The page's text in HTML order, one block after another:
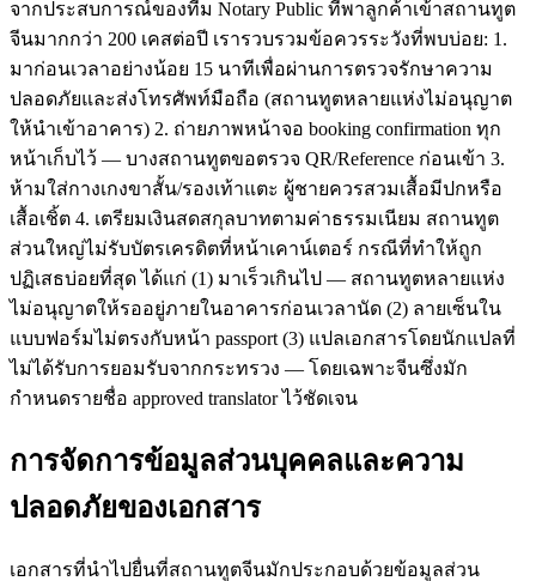
จากประสบการณ์ของทีม Notary Public ที่พาลูกค้าเข้าสถานทูต
จีนมากกว่า 200 เคสต่อปี เรารวบรวมข้อควรระวังที่พบบ่อย: 1.
มาก่อนเวลาอย่างน้อย 15 นาทีเพื่อผ่านการตรวจรักษาความ
ปลอดภัยและส่งโทรศัพท์มือถือ (สถานทูตหลายแห่งไม่อนุญาต
ให้นำเข้าอาคาร) 2. ถ่ายภาพหน้าจอ booking confirmation ทุก
หน้าเก็บไว้ — บางสถานทูตขอตรวจ QR/Reference ก่อนเข้า 3.
ห้ามใส่กางเกงขาสั้น/รองเท้าแตะ ผู้ชายควรสวมเสื้อมีปกหรือ
เสื้อเชิ้ต 4. เตรียมเงินสดสกุลบาทตามค่าธรรมเนียม สถานทูต
ส่วนใหญ่ไม่รับบัตรเครดิตที่หน้าเคาน์เตอร์ กรณีที่ทำให้ถูก
ปฏิเสธบ่อยที่สุด ได้แก่ (1) มาเร็วเกินไป — สถานทูตหลายแห่ง
ไม่อนุญาตให้รออยู่ภายในอาคารก่อนเวลานัด (2) ลายเซ็นใน
แบบฟอร์มไม่ตรงกับหน้า passport (3) แปลเอกสารโดยนักแปลที่
ไม่ได้รับการยอมรับจากกระทรวง — โดยเฉพาะจีนซึ่งมัก
กำหนดรายชื่อ approved translator ไว้ชัดเจน
การจัดการข้อมูลส่วนบุคคลและความ
ปลอดภัยของเอกสาร
เอกสารที่นำไปยื่นที่สถานทูตจีนมักประกอบด้วยข้อมูลส่วน